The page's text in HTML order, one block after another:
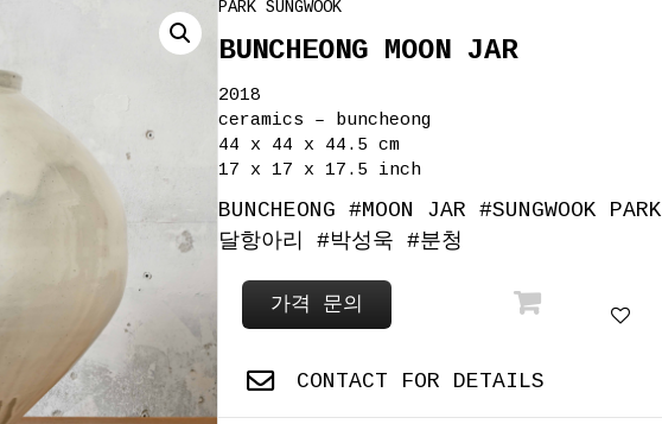
PARK SUNGWOOK
BUNCHEONG MOON JAR
2018
ceramics – buncheong
44 x 44 x 44.5 cm
17 x 17 x 17.5 inch
BUNCHEONG #MOON JAR #SUNGWOOK PARK
달항아리
#박성욱 #분청
가격 문의
CONTACT FOR DETAILS